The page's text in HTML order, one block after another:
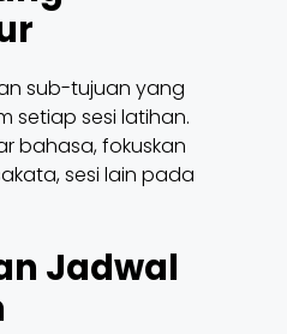
sub-tujuan yang
setiap sesi latihan.
bahasa, fokuskan
sesi lain pada
Jadwal